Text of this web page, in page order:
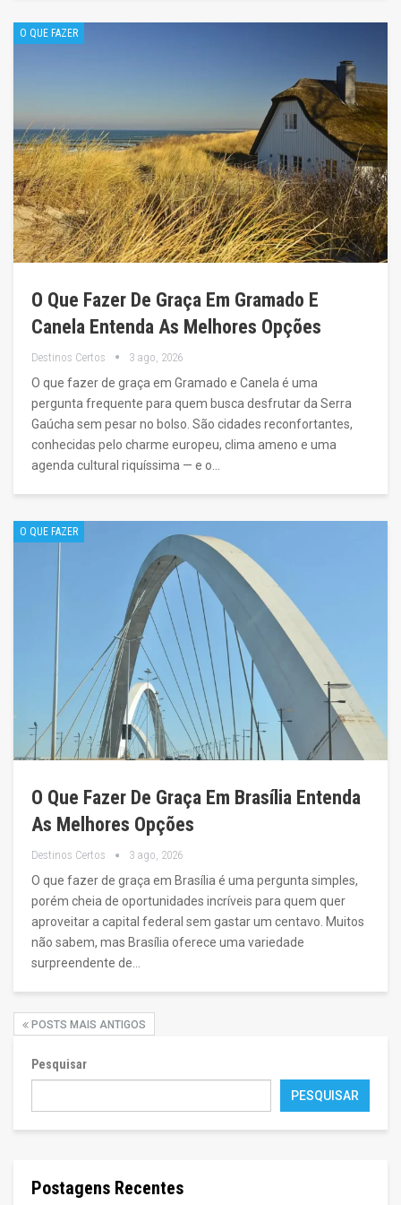
O QUE FAZER
O Que Fazer De Graça Em Gramado E
Canela Entenda As Melhores Opções
Destinos Certos 3 ago, 2026
O que fazer de graça em Gramado e Canela é uma
pergunta frequente para quem busca desfrutar da Serra
Gaúcha sem pesar no bolso. São cidades reconfortantes,
conhecidas pelo charme europeu, clima ameno e uma
agenda cultural riquíssima — e o…
O QUE FAZER
O Que Fazer De Graça Em Brasília Entenda
As Melhores Opções
Destinos Certos 3 ago, 2026
O que fazer de graça em Brasília é uma pergunta simples,
porém cheia de oportunidades incríveis para quem quer
aproveitar a capital federal sem gastar um centavo. Muitos
não sabem, mas Brasília oferece uma variedade
surpreendente de…
POSTS MAIS ANTIGOS
Pesquisar
PESQUISAR
Postagens Recentes